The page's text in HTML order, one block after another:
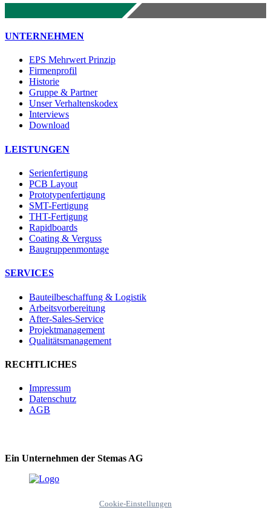
UNTERNEHMEN
EPS Mehrwert Prinzip
Firmenprofil
Historie
Gruppe & Partner
Unser Verhaltenskodex
Interviews
Download
LEISTUNGEN
Serienfertigung
PCB Layout
Prototypenfertigung
SMT-Fertigung
THT-Fertigung
Rapidboards
Coating & Verguss
Baugruppenmontage
SERVICES
Bauteilbeschaffung & Logistik
Arbeitsvorbereitung
After-Sales-Service
Projektmanagement
Qualitätsmanagement
RECHTLICHES
Impressum
Datenschutz
AGB
Ein Unternehmen der Stemas AG
Cookie-Einstellungen